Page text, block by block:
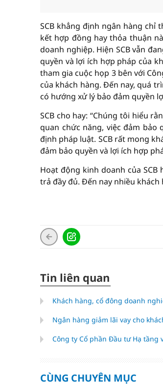
SCB khẳng định ngân hàng chỉ
kết hợp đồng hay thỏa thuận
doanh nghiệp. Hiện SCB vẫn
quyền và lợi ích hợp pháp của
tham gia cuộc họp 3 bên với
của khách hàng. Đến nay, quá
có hướng xử lý bảo đảm quyền
SCB cho hay: “Chúng tôi hiểu
quan chức năng, việc đảm
định pháp luật. SCB rất mong
đảm bảo quyền và lợi ích hợp
Hoạt động kinh doanh của
trả đầy đủ. Đến nay nhiều
Tin liên quan
Khách hàng, cổ đông doanh
Ngân hàng giảm lãi vay cho
Công ty Cổ phần Đầu tư Hạ tầng
CÙNG CHUYÊN MỤC